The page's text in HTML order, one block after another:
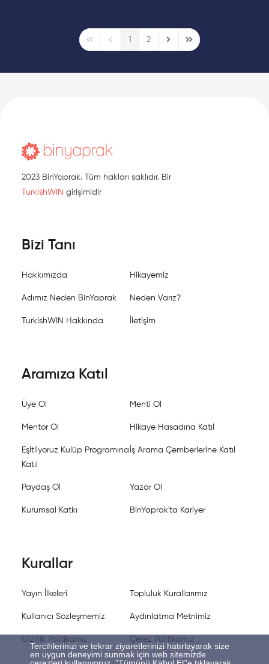
Tercihlerinizi ve tekrar ziyaretlerinizi hatırlayarak size
en uygun deneyimi sunmak için web sitemizde
yayınlayarak başladık. Depremde kaybettiğimiz tüm
kardeşlerimizi asla unutmadık ve unutturmayacağız. Bu
hikayelerini, deneyimlerini, bilgeliğini, ilhamını ve hayat
First PagePrevious Page
1 2
Next PageLast Page
2023 BinYaprak. Tüm hakları saklıdır. Bir
TurkishWIN girişimidir
Bizi Tanı
Hakkımızda Hikayemiz
Adımız Neden BinYaprak Neden Varız?
TurkishWIN Hakkında İletişim
Aramıza Katıl
Üye Ol Menti Ol
Mentor Ol Hikaye Hasadına Katıl
Eşitliyoruz Kulüp Programına
Katıl
İş Arama Çemberlerine Katıl
Paydaş Ol Yazar Ol
Kurumsal Katkı BinYaprak'ta Kariyer
Kurallar
Yayın İlkeleri Topluluk Kurallarımız
Kullanıcı Sözleşmemiz Aydınlatma Metnimiz
Gizlilik Politikamız Çerez Politikamız